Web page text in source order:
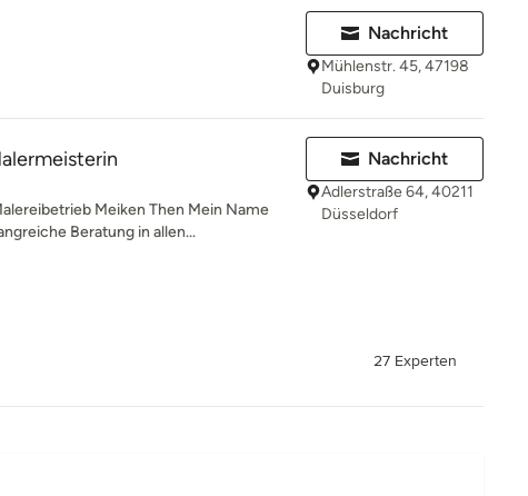
Nachricht
Mühlenstr. 45, 47198
Duisburg
Meiken Then Mein Name
Beratung in allen...
Nachricht
Adlerstraße 64, 40211
Düsseldorf
27 Experten